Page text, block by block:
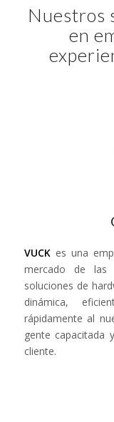
Nuestros
en
VUCKes una
mercado de las
soluciones de
dinámica,
rápidamente al
gente capacitada
cliente.